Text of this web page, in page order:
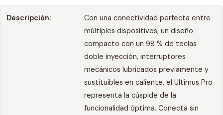
Descripción:
Con una conectividad perfecta entre
múltiples dispositivos, un diseño
compacto con un 98 % de teclas
doble inyección, interruptores
mecánicos lubricados previamente y
sustituibles en caliente, el Ultimus Pro
representa la cúspide de la
funcionalidad óptima. Conecta sin